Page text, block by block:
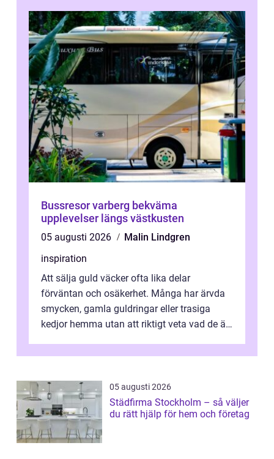
Bussresor varberg bekväma
upplevelser längs västkusten
05 augusti 2026
Malin Lindgren
inspiration
Att sälja guld väcker ofta lika delar
förväntan och osäkerhet. Många har ärvda
smycken, gamla guldringar eller trasiga
kedjor hemma utan att riktigt veta vad de är
05 augusti 2026
Städfirma Stockholm – så väljer
du rätt hjälp för hem och företag